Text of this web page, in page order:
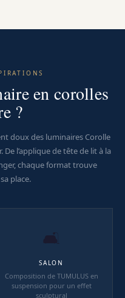
en corolles
?
doux des luminaires Corolle
De l’applique de tête de lit à la
chaque format trouve
place.
🛋
SALON
Composition de TUMULUS en
suspension pour un effet
sculptural